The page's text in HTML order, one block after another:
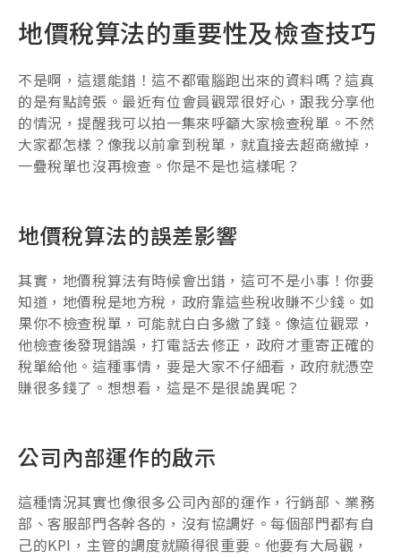
地價稅算法的重要性及檢查技巧
不是啊，這還能錯！這不都電腦跑出來的資料嗎？這真
的是有點誇張。最近有位會員觀眾很好心，跟我分享他
的情況，提醒我可以拍一集來呼籲大家檢查稅單。不然
大家都怎樣？像我以前拿到稅單，就直接去超商繳掉，
一疊稅單也沒再檢查。你是不是也這樣呢？
地價稅算法的誤差影響
其實，地價稅算法有時候會出錯，這可不是小事！你要
知道，地價稅是地方稅，政府靠這些稅收賺不少錢。如
果你不檢查稅單，可能就白白多繳了錢。像這位觀眾，
他檢查後發現錯誤，打電話去修正，政府才重寄正確的
稅單給他。這種事情，要是大家不仔細看，政府就憑空
賺很多錢了。想想看，這是不是很詭異呢？
公司內部運作的啟示
這種情況其實也像很多公司內部的運作，行銷部、業務
部、客服部門各幹各的，沒有協調好。每個部門都有自
己的KPI，主管的調度就顯得很重要。他要有大局觀，